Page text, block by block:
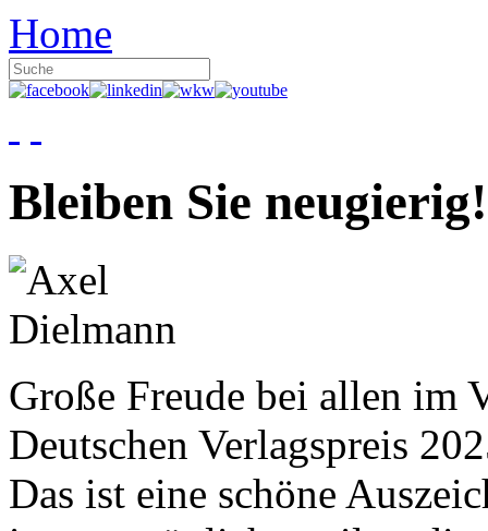
Home
Bleiben Sie neugierig!
Große Freude bei allen im
Deutschen Verlagspreis
Das ist eine schöne